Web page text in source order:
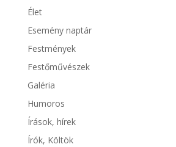
Élet
Esemény naptár
Festmények
Festőművészek
Galéria
Humoros
Írások, hírek
Írók, Költök